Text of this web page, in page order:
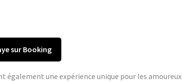
sur Booking
également une expérience unique pour les amoureux